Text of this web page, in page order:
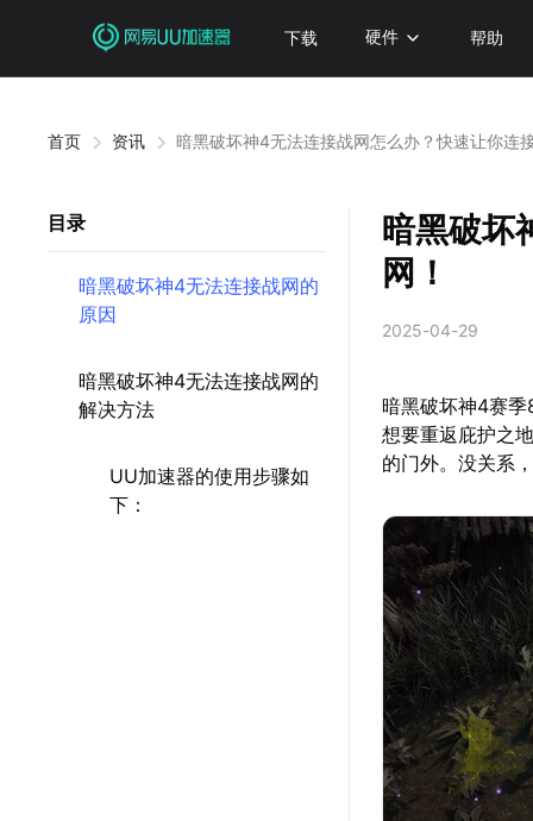
下载 硬件 帮助
首页 资讯 暗黑破坏神4无法连接战网怎么办？快速让你连
目录
暗黑破坏神4无法连接战网的
原因
暗黑破坏神4无法连接战网的
解决方法
UU加速器的使用步骤如
下：
暗黑破坏
网！
2025-04-29
暗黑破坏神4赛
想要重返庇护之
的门外。没关系